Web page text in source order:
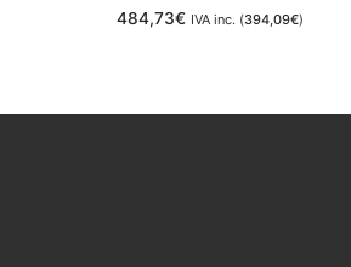
484,73€ IVA inc. (394,09€)